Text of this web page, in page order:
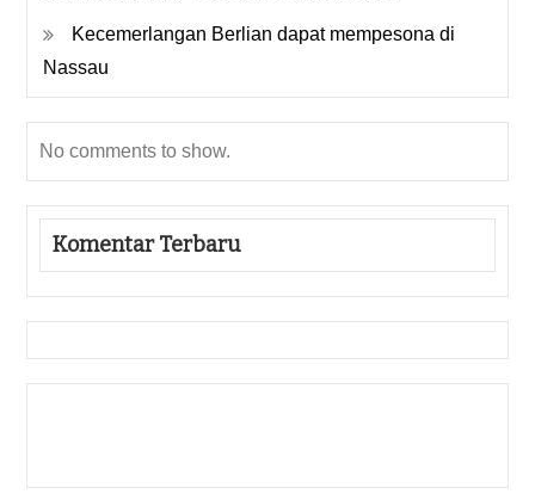
Kecemerlangan Berlian dapat mempesona di
Nassau
No comments to show.
Komentar Terbaru